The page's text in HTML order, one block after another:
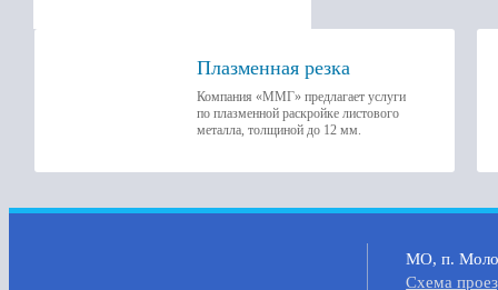
Плазменная резка
Компания «ММГ» предлагает услуги
по плазменной раскройке листового
металла, толщиной до 12 мм.
МО, п.
Cхема